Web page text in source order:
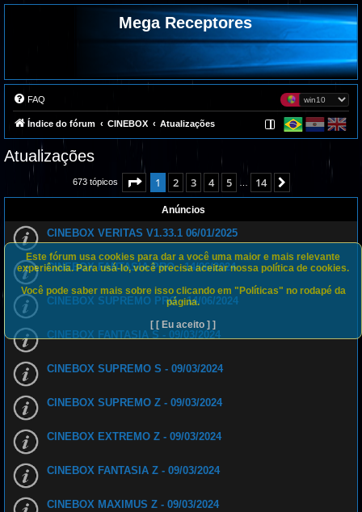
Mega Receptores
FAQ
Índice do fórum CINEBOX Atualizações
Atualizações
673 tópicos Página de 14
1 2 3 4 5 14
Anúncios
CINEBOX VERITAS V1.33.1 06/01/2025
CINEBOX FANTASIA PRO - 14/06/2024
CINEBOX SUPREMO PRO - 14/06/2024
CINEBOX FANTASIA S - 09/03/2024
CINEBOX SUPREMO S - 09/03/2024
CINEBOX SUPREMO Z - 09/03/2024
CINEBOX EXTREMO Z - 09/03/2024
CINEBOX FANTASIA Z - 09/03/2024
CINEBOX MAXIMUS Z - 09/03/2024
Este fórum usa cookies para dar a você uma maior e mais relevante
experiência. Para usá-lo, você precisa aceitar nossa política de cookies.
Você pode saber mais sobre isso clicando em "Políticas" no rodapé da
página.
[ [ Eu aceito ] ]